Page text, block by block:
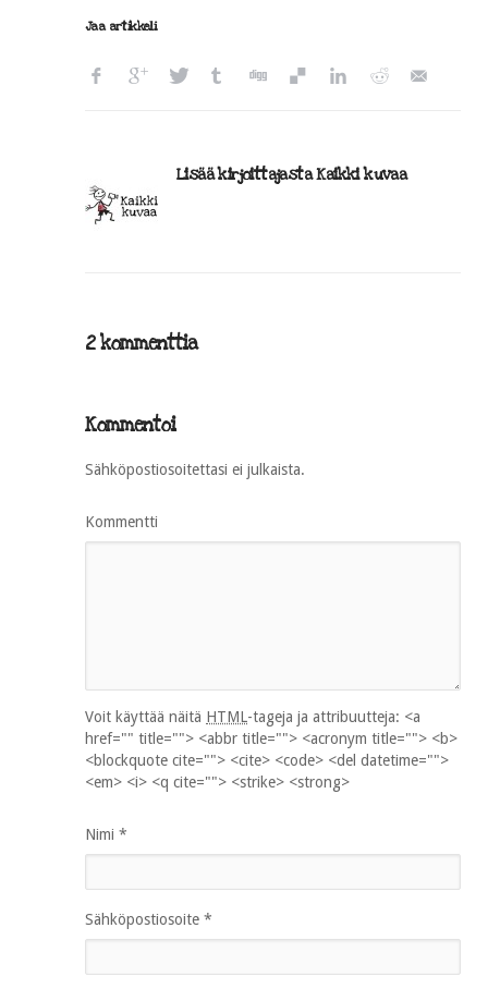
Jaa artikkeli
Lisää kirjoittajasta Kaikki kuvaa
2 kommenttia
Kommentoi
Sähköpostiosoitettasi ei julkaista.
Kommentti
Voit käyttää näitä HTML-tageja ja attribuutteja: <a
href="" title=""> <abbr title=""> <acronym title=""> <b>
<blockquote cite=""> <cite> <code> <del datetime="">
<em> <i> <q cite=""> <strike> <strong>
Nimi *
Sähköpostiosoite *